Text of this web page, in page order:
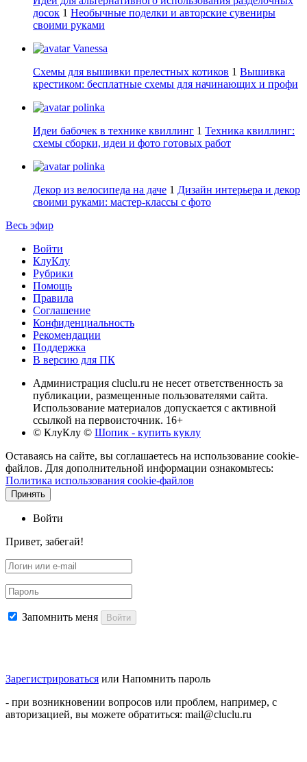
досок 1 Необычные поделки и авторские сувениры
своими руками
Vanessa
Схемы для вышивки прелестных котиков 1 Вышивка
крестиком: бесплатные схемы для начинающих и профи
polinka
Идеи бабочек в технике квиллинг 1 Техника квиллинг:
схемы сборки, идеи и фото готовых работ
polinka
Декор из велосипеда на даче 1 Дизайн интерьера и декор
своими руками: мастер-классы с фото
Весь эфир
Войти
КлуКлу
Рубрики
Помощь
Правила
Соглашение
Конфиденциальность
Рекомендации
Поддержка
В версию для ПК
Администрация cluclu.ru не несет ответственность за
публикации, размещенные пользователями сайта.
Использование материалов допускается с активной
ссылкой на первоисточник. 16+
© КлуКлу © Шопик - купить куклу
Оставаясь на сайте, вы соглашаетесь на использование cookie-
файлов. Для дополнительной информации ознакомьтесь:
Политика использования cookie-файлов
Принять
Войти
Привет, забегай!
Запомнить меня Войти
Зарегистрироваться или Напомнить пароль
- при возникновении вопросов или проблем, например, с
авторизацией, вы можете обратиться: mail@cluclu.ru